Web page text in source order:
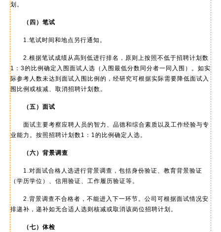
划。
（四）笔试
1.笔试时间和地点另行通知。
2.根据笔试成绩从高到低进行排名，原则上按照不低于招聘计划数
1：3的比例确定入围面试人选（入围最低分数同分者一同入围）。如实
际参考人数未达到面试入围比例的，经研究可根据实际需要降低面试入
围比例或核减、取消招聘计划数。
（五）面试
面试主要考察应聘人员的智力、品德和综合素质以及工作经验与专
业能力。按照招聘计划数1：1的比例确定人选。
（六）背景调查
1.对面试合格人选进行背景调查，包括身份验证、教育背景验证
（学历学位）、信用验证、工作履历验证等。
2.背景调查不合格者，不能进入下一环节。公司可根据面试情况安
排递补，递补如无合适人选则核减或取消该岗位招聘计划。
（七）体检